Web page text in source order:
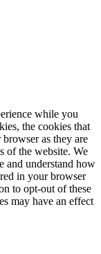
while you
the cookies that
browser as they are
of the website. We
and understand how
in your browser
to opt-out of these
may have an effect